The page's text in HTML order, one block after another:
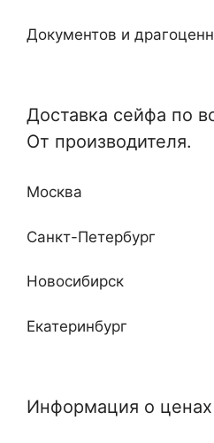
Кабинетные
Недорогие
Документов и
Отдельные и
и огню
Доставка сейфа по
От производителя.
Москва
Санкт-Петербург
Новосибирск
Екатеринбург
Казань
Информация о ценах